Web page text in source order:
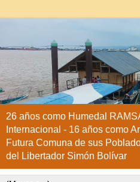
26 años como Humedal
Internacional - 16 años como
Futura Comuna de sus
del Libertador Simón Bolívar